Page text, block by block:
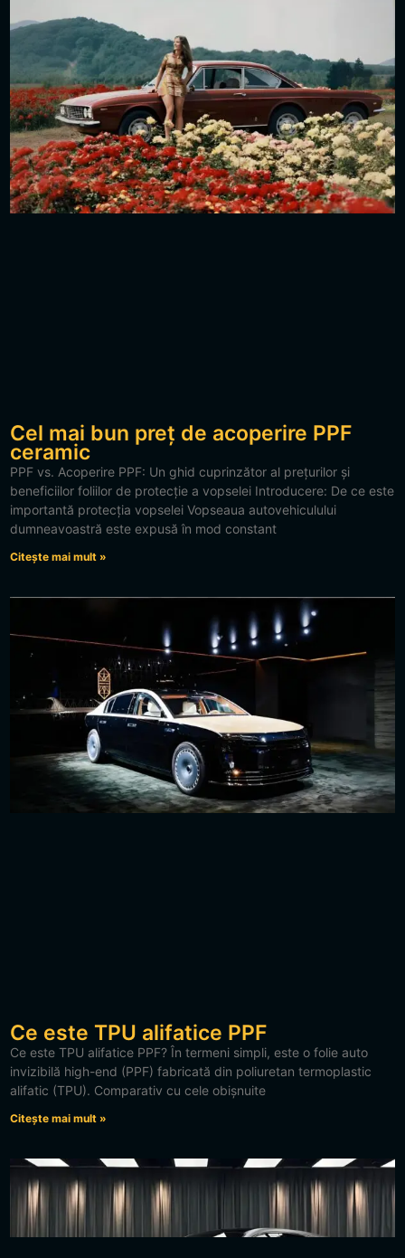
Cel mai bun preț de acoperire PPF
ceramic
PPF vs. Acoperire PPF: Un ghid cuprinzător al prețurilor și
beneficiilor foliilor de protecție a vopselei Introducere: De ce este
importantă protecția vopselei Vopseaua autovehiculului
dumneavoastră este expusă în mod constant
Citește mai mult »
Ce este TPU alifatice PPF
Ce este TPU alifatice PPF? În termeni simpli, este o folie auto
invizibilă high-end (PPF) fabricată din poliuretan termoplastic
alifatic (TPU). Comparativ cu cele obișnuite
Citește mai mult »